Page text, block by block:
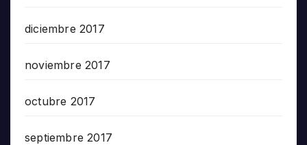
diciembre 2017
noviembre 2017
octubre 2017
septiembre 2017